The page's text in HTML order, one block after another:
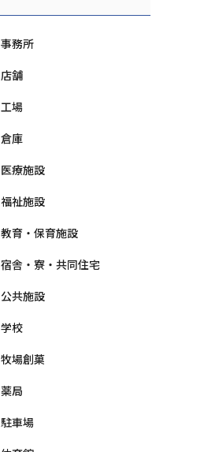
事務所
店舗
工場
倉庫
医療施設
福祉施設
教育・保育施設
宿舎・寮・共同住宅
公共施設
学校
牧場創菓
薬局
駐車場